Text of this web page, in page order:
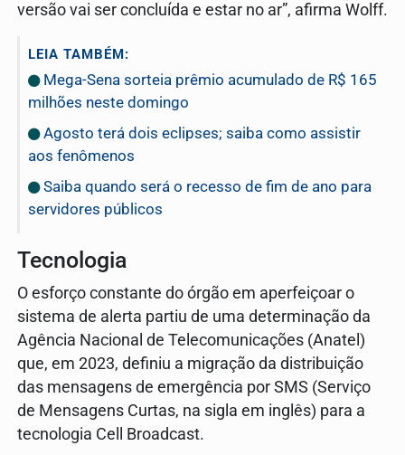
versão vai ser concluída e estar no ar”, afirma Wolff.
LEIA TAMBÉM:
Mega-Sena sorteia prêmio acumulado de R$ 165
milhões neste domingo
Agosto terá dois eclipses; saiba como assistir
aos fenômenos
Saiba quando será o recesso de fim de ano para
servidores públicos
Tecnologia
O esforço constante do órgão em aperfeiçoar o
sistema de alerta partiu de uma determinação da
Agência Nacional de Telecomunicações (Anatel)
que, em 2023, definiu a migração da distribuição
das mensagens de emergência por SMS (Serviço
de Mensagens Curtas, na sigla em inglês) para a
tecnologia Cell Broadcast.